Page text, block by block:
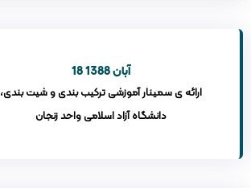
18 آبان 1388
ارائه ی سمینار آموزشی ترکیب بندی و شیت بندی،
دانشگاه آزاد اسلامی واحد زنجان